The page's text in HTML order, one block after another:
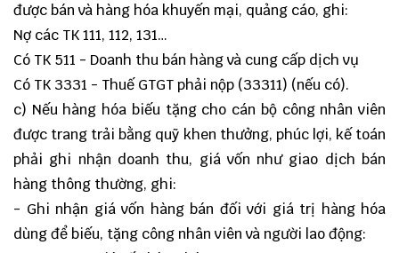
được bán và hàng hóa khuyến mại, quảng cáo, ghi:
Nợ các TK 111, 112, 131…
Có TK 511 - Doanh thu bán hàng và cung cấp dịch vụ
Có TK 3331 - Thuế GTGT phải nộp (33311) (nếu có).
c) Nếu hàng hóa biếu tặng cho cán bộ công nhân viên
được trang trải bằng quỹ khen thưởng, phúc lợi, kế toán
phải ghi nhận doanh thu, giá vốn như giao dịch bán
hàng thông thường, ghi:
- Ghi nhận giá vốn hàng bán đối với giá trị hàng hóa
dùng để biếu, tặng công nhân viên và người lao động: